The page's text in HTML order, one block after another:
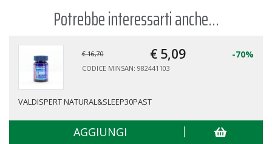
Potrebbe interessarti anche...
€ 16,70 € 5,09 -70%
CODICE MINSAN: 982441103
VALDISPERT NATURAL&SLEEP30PAST
AGGIUNGI